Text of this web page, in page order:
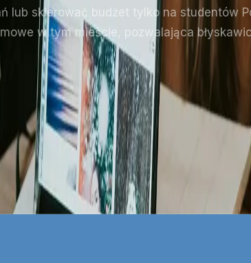
lub skierować budżet tylko na studentów
w tym mieście, pozwalająca